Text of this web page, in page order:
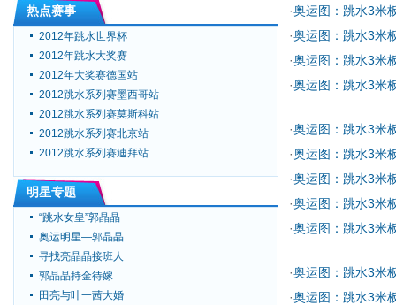
热点赛事
2012年跳水世界杯
2012年跳水大奖赛
2012年大奖赛德国站
2012跳水系列赛墨西哥站
2012跳水系列赛莫斯科站
2012跳水系列赛北京站
2012跳水系列赛迪拜站
明星专题
“跳水女皇”郭晶晶
奥运明星—郭晶晶
寻找亮晶晶接班人
郭晶晶持金待嫁
田亮与叶一茜大婚
·奥运图：跳水3米
·奥运图：跳水3米
·奥运图：跳水3米
·奥运图：跳水3米
·奥运图：跳水3米
·奥运图：跳水3米
·奥运图：跳水3米
·奥运图：跳水3米
·奥运图：跳水3米
·奥运图：跳水3米
·奥运图：跳水3米